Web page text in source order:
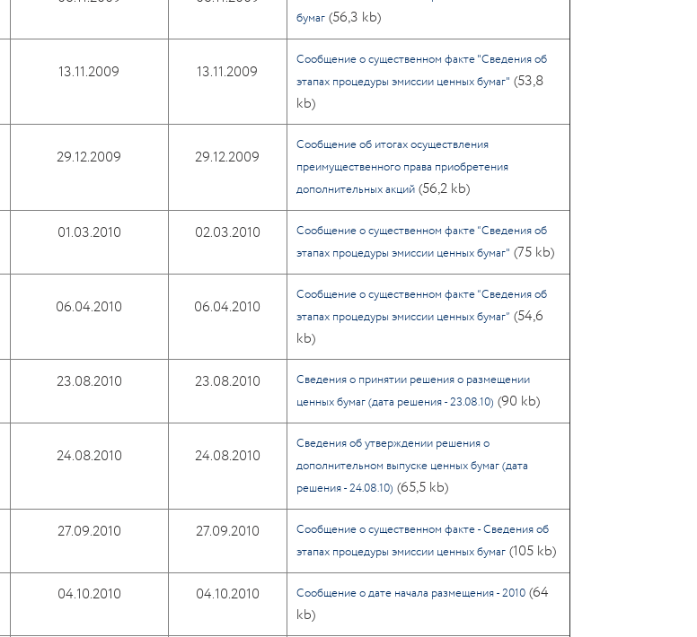
бумаг(56,3 kb)
13.11.2009 13.11.2009
Сообщение о существенном факте "Сведения об
этапах процедуры эмиссии ценных бумаг" (53,8
kb)
29.12.2009 29.12.2009
Сообщение об итогах осуществления
преимущественного права приобретения
дополнительных акций(56,2 kb)
01.03.2010 02.03.2010
Сообщение о существенном факте “Сведения об
этапах процедуры эмиссии ценных бумаг" (75 kb)
06.04.2010 06.04.2010
Сообщение о существенном факте “Сведения об
этапах процедуры эмиссии ценных бумаг” (54,6
kb)
23.08.2010 23.08.2010
Сведения о принятии решения о размещении
ценных бумаг (дата решения - 23.08.10) (90 kb)
24.08.2010 24.08.2010
Сведения об утверждении решения о
дополнительном выпуске ценных бумаг (дата
решения - 24.08.10) (65,5 kb)
27.09.2010 27.09.2010
Сообщение о существенном факте - Сведения об
этапах процедуры эмиссии ценных бумаг(105 kb)
04.10.2010 04.10.2010 Сообщение о дате начала размещения - 2010(64
kb)